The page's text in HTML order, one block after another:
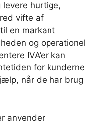
levere hurtige,
vifte af
en markant
og operationel
IVA’er kan
for kunderne
når de har brug
anvender